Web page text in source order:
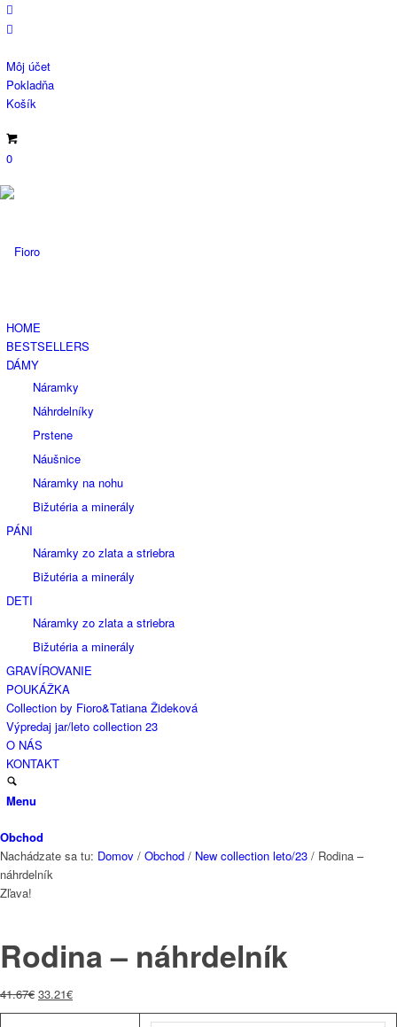
Môj účet
Pokladňa
Košík
0
HOME
BESTSELLERS
DÁMY
Náramky
Náhrdelníky
Prstene
Náušnice
Náramky na nohu
Bižutéria a minerály
PÁNI
Náramky zo zlata a striebra
Bižutéria a minerály
DETI
Náramky zo zlata a striebra
Bižutéria a minerály
GRAVÍROVANIE
POUKÁŽKA
Collection by Fioro&Tatiana Žideková
Výpredaj jar/leto collection 23
O NÁS
KONTAKT
Menu
Obchod
Nachádzate sa tu: Domov / Obchod / New collection leto/23 / Rodina –
náhrdelník
Zľava!
Rodina – náhrdelník
41.67€ Pôvodná
cena
33.21€Aktuálna
cena